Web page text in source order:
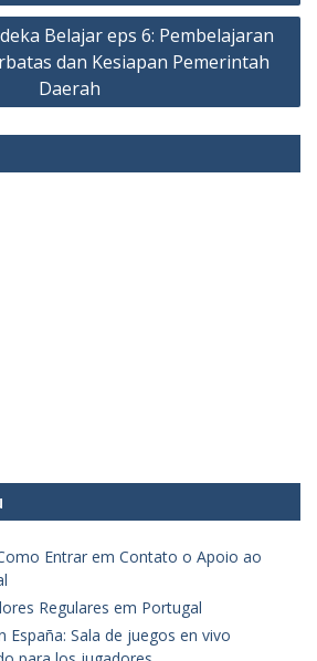
Belajar eps 6: Pembelajaran
dan Kesiapan Pemerintah
Daerah
Entrar em Contato o Apoio ao
Regulares em Portugal
España: Sala de juegos en vivo